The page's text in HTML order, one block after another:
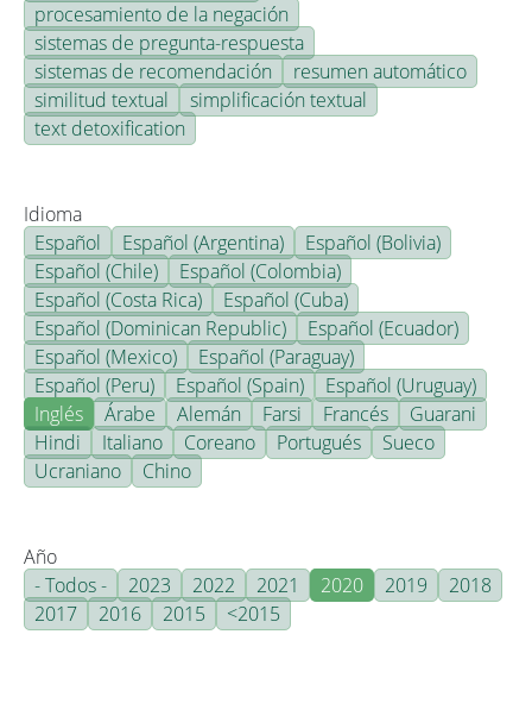
procesamiento de la negación
sistemas de pregunta-respuesta
sistemas de recomendación
resumen automático
similitud textual
simplificación textual
text detoxification
Idioma
Español
Español (Argentina)
Español (Bolivia)
Español (Chile)
Español (Colombia)
Español (Costa Rica)
Español (Cuba)
Español (Dominican Republic)
Español (Ecuador)
Español (Mexico)
Español (Paraguay)
Español (Peru)
Español (Spain)
Español (Uruguay)
Inglés
Árabe Alemán Farsi Francés
Guarani
Hindi
Italiano Coreano Portugués
Sueco
Ucraniano
Chino
Año
- Todos -
2023 2022 2021 2020 2019
2018
2017
2016 2015 <2015